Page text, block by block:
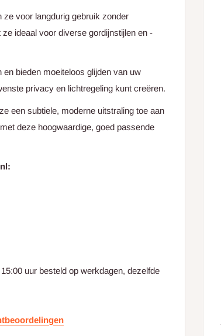
voor langdurig gebruik zonder
ideaal voor diverse gordijnstijlen en -
bieden moeiteloos glijden van uw
privacy en lichtregeling kunt creëren.
een subtiele, moderne uitstraling toe aan
deze hoogwaardige, goed passende
uur besteld op werkdagen, dezelfde